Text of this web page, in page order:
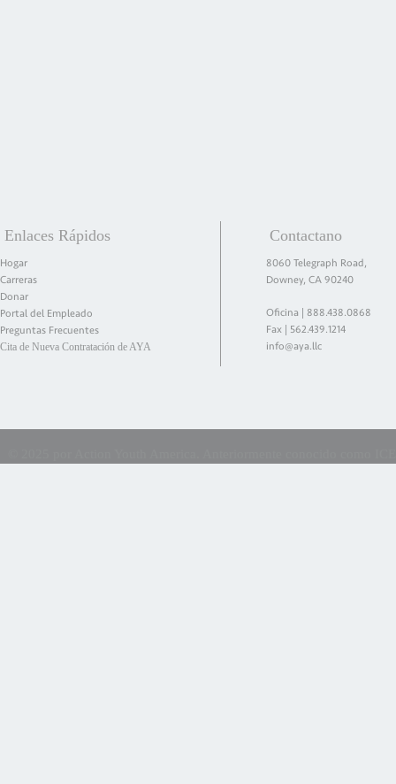
Enlaces Rápidos
Hogar
Carreras
Donar
Portal del Empleado
Preguntas Frecuentes
Cita de Nueva Contratación de AYA
Contactano
8060 Telegraph Road,
Downey, CA 90240
Oficina | 888.438.0868
Fax | 562.439.1214
info@aya.llc